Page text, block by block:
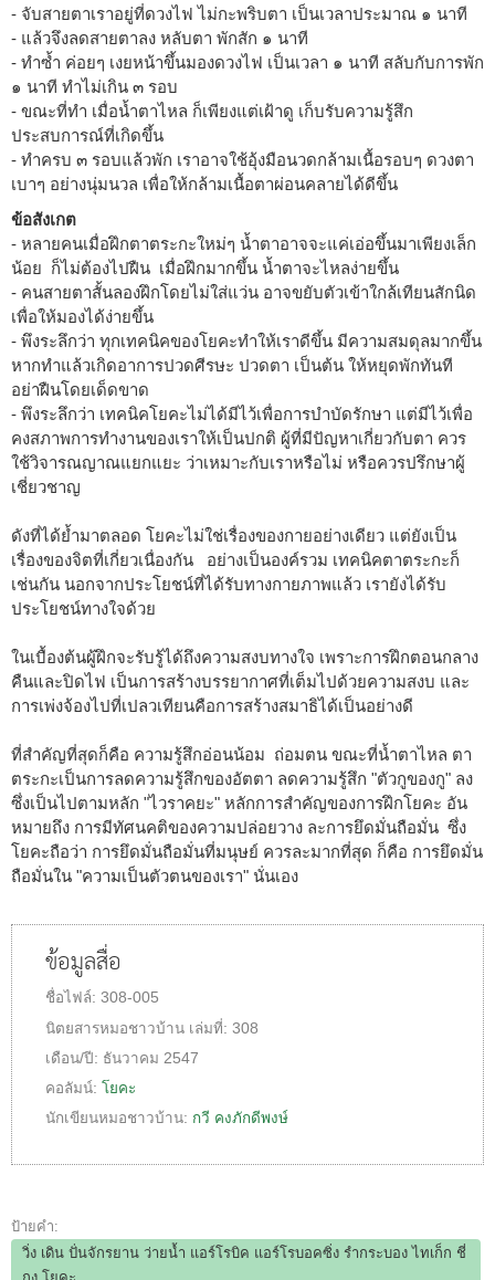
- จับสายตาเราอยู่ที่ดวงไฟ ไม่กะพริบตา เป็นเวลาประมาณ ๑ นาที
- แล้วจึงลดสายตาลง หลับตา พักสัก ๑ นาที
- ทำซ้ำ ค่อยๆ เงยหน้าขึ้นมองดวงไฟ เป็นเวลา ๑ นาที สลับกับการพัก
๑ นาที ทำไม่เกิน ๓ รอบ
- ขณะที่ทำ เมื่อน้ำตาไหล ก็เพียงแต่เฝ้าดู เก็บรับความรู้สึก
ประสบการณ์ที่เกิดขึ้น
- ทำครบ ๓ รอบแล้วพัก เราอาจใช้อุ้งมือนวดกล้ามเนื้อรอบๆ ดวงตา
เบาๆ อย่างนุ่มนวล เพื่อให้กล้ามเนื้อตาผ่อนคลายได้ดีขึ้น
ข้อสังเกต
- หลายคนเมื่อฝึกตาตระกะใหม่ๆ น้ำตาอาจจะแค่เอ่อขึ้นมาเพียงเล็ก
น้อย ก็ไม่ต้องไปฝืน เมื่อฝึกมากขึ้น น้ำตาจะไหลง่ายขึ้น
- คนสายตาสั้นลองฝึกโดยไม่ใส่แว่น อาจขยับตัวเข้าใกล้เทียนสักนิด
เพื่อให้มองได้ง่ายขึ้น
- พึงระลึกว่า ทุกเทคนิคของโยคะทำให้เราดีขึ้น มีความสมดุลมากขึ้น
หากทำแล้วเกิดอาการปวดศีรษะ ปวดตา เป็นต้น ให้หยุดพักทันที
อย่าฝืนโดยเด็ดขาด
- พึงระลึกว่า เทคนิคโยคะไม่ได้มีไว้เพื่อการบำบัดรักษา แต่มีไว้เพื่อ
คงสภาพการทำงานของเราให้เป็นปกติ ผู้ที่มีปัญหาเกี่ยวกับตา ควร
ใช้วิจารณญาณแยกแยะ ว่าเหมาะกับเราหรือไม่ หรือควรปรึกษาผู้
เชี่ยวชาญ
ดังที่ได้ย้ำมาตลอด โยคะไม่ใช่เรื่องของกายอย่างเดียว แต่ยังเป็น
เรื่องของจิตที่เกี่ยวเนื่องกัน อย่างเป็นองค์รวม เทคนิคตาตระกะก็
เช่นกัน นอกจากประโยชน์ที่ได้รับทางกายภาพแล้ว เรายังได้รับ
ประโยชน์ทางใจด้วย
ในเบื้องต้นผู้ฝึกจะรับรู้ได้ถึงความสงบทางใจ เพราะการฝึกตอนกลาง
คืนและปิดไฟ เป็นการสร้างบรรยากาศที่เต็มไปด้วยความสงบ และ
การเพ่งจ้องไปที่เปลวเทียนคือการสร้างสมาธิได้เป็นอย่างดี
ที่สำคัญที่สุดก็คือ ความรู้สึกอ่อนน้อม ถ่อมตน ขณะที่น้ำตาไหล ตา
ตระกะเป็นการลดความรู้สึกของอัตตา ลดความรู้สึก "ตัวกูของกู" ลง
ซึ่งเป็นไปตามหลัก "ไวราคยะ" หลักการสำคัญของการฝึกโยคะ อัน
หมายถึง การมีทัศนคติของความปล่อยวาง ละการยึดมั่นถือมั่น ซึ่ง
โยคะถือว่า การยึดมั่นถือมั่นที่มนุษย์ ควรละมากที่สุด ก็คือ การยึดมั่น
ถือมั่นใน "ความเป็นตัวตนของเรา" นั่นเอง
ข้อมูลสื่อ
ชื่อไฟล์: 308-005
นิตยสารหมอชาวบ้าน เล่มที่: 308
เดือน/ปี: ธันวาคม 2547
คอลัมน์: โยคะ
นักเขียนหมอชาวบ้าน: กวี คงภักดีพงษ์
ป้ายคำ:
วิ่ง เดิน ปั่นจักรยาน ว่ายน้ำ แอร์โรบิค แอร์โรบอคซิ่ง รำกระบอง ไทเก็ก ชี่